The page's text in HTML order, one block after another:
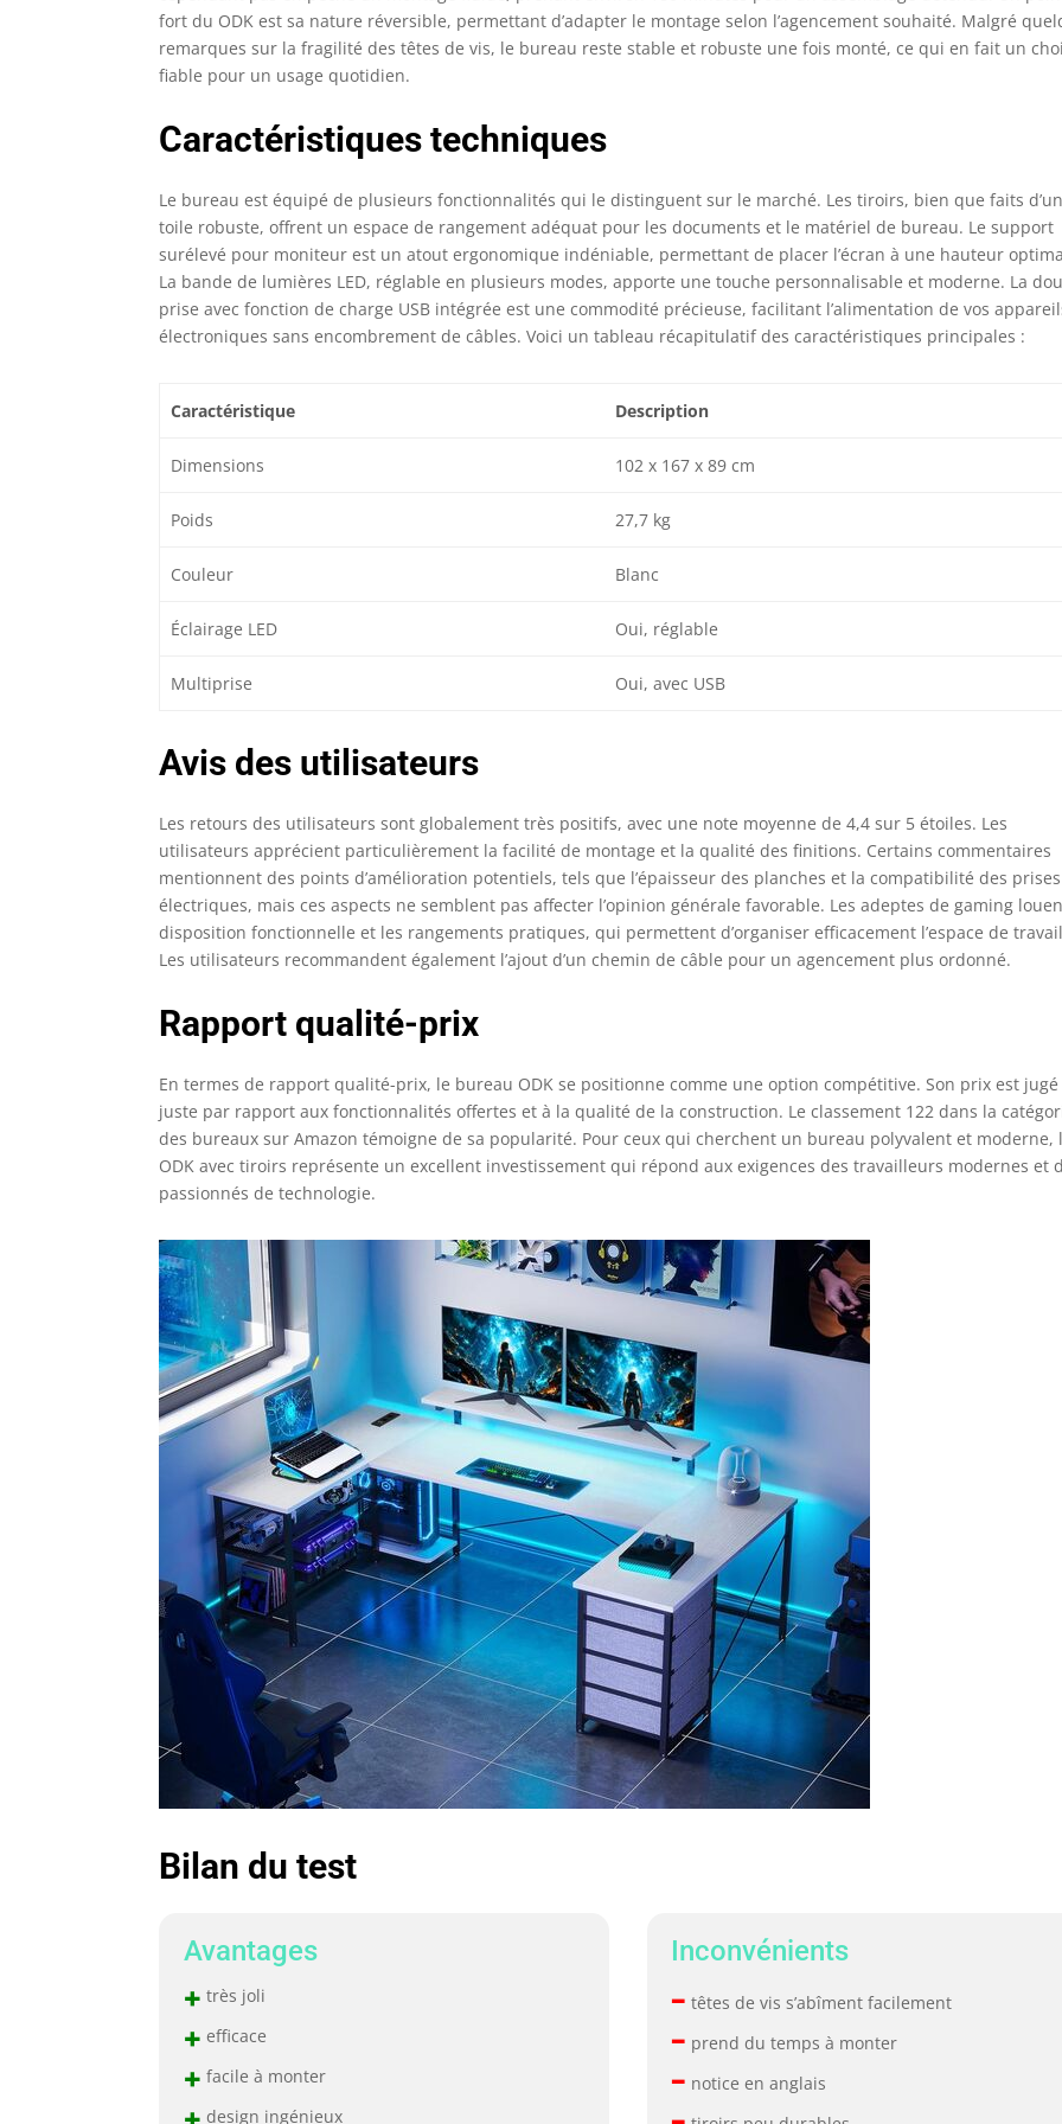
fort du ODK est sa nature réversible, permettant d’adapter le montage selon l’agencement souhaité. Malgré
remarques sur la fragilité des têtes de vis, le bureau reste stable et robuste une fois monté, ce qui en fait un
fiable pour un usage quotidien.
Caractéristiques techniques
Le bureau est équipé de plusieurs fonctionnalités qui le distinguent sur le marché. Les tiroirs, bien que faits
toile robuste, offrent un espace de rangement adéquat pour les documents et le matériel de bureau. Le support
surélevé pour moniteur est un atout ergonomique indéniable, permettant de placer l’écran à une hauteur
La bande de lumières LED, réglable en plusieurs modes, apporte une touche personnalisable et moderne. La
prise avec fonction de charge USB intégrée est une commodité précieuse, facilitant l’alimentation de vos
électroniques sans encombrement de câbles. Voici un tableau récapitulatif des caractéristiques principales :
Caractéristique Description
Dimensions 102 x 167 x 89 cm
Poids 27,7 kg
Couleur Blanc
Éclairage LED Oui, réglable
Multiprise Oui, avec USB
Avis des utilisateurs
Les retours des utilisateurs sont globalement très positifs, avec une note moyenne de 4,4 sur 5 étoiles. Les
utilisateurs apprécient particulièrement la facilité de montage et la qualité des finitions. Certains commentaires
mentionnent des points d’amélioration potentiels, tels que l’épaisseur des planches et la compatibilité des prises
électriques, mais ces aspects ne semblent pas affecter l’opinion générale favorable. Les adeptes de gaming
disposition fonctionnelle et les rangements pratiques, qui permettent d’organiser efficacement l’espace de
Les utilisateurs recommandent également l’ajout d’un chemin de câble pour un agencement plus ordonné.
Rapport qualité-prix
En termes de rapport qualité-prix, le bureau ODK se positionne comme une option compétitive. Son prix est jugé
juste par rapport aux fonctionnalités offertes et à la qualité de la construction. Le classement 122 dans la
des bureaux sur Amazon témoigne de sa popularité. Pour ceux qui cherchent un bureau polyvalent et moderne,
ODK avec tiroirs représente un excellent investissement qui répond aux exigences des travailleurs modernes et
passionnés de technologie.
Bilan du test
Avantages
+ très joli
+ efficace
+ facile à monter
design ingénieux
Inconvénients
– têtes de vis s’abîment facilement
– prend du temps à monter
– notice en anglais